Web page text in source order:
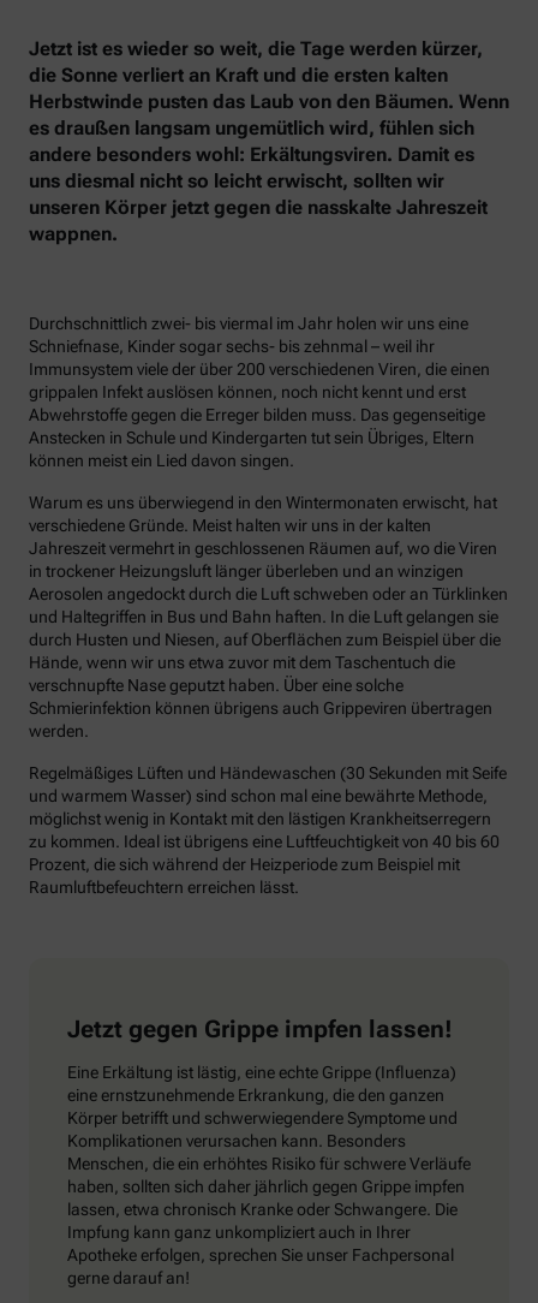
Jetzt ist es wieder so weit, die Tage werden kürzer,
die Sonne verliert an Kraft und die ersten kalten
Herbstwinde pusten das Laub von den Bäumen. Wenn
es draußen langsam ungemütlich wird, fühlen sich
andere besonders wohl: Erkältungsviren. Damit es
uns diesmal nicht so leicht erwischt, sollten wir
unseren Körper jetzt gegen die nasskalte Jahreszeit
wappnen.
Durchschnittlich zwei- bis viermal im Jahr holen wir uns eine
Schniefnase, Kinder sogar sechs- bis zehnmal – weil ihr
Immunsystem viele der über 200 verschiedenen Viren, die einen
grippalen Infekt auslösen können, noch nicht kennt und erst
Abwehrstoffe gegen die Erreger bilden muss. Das gegenseitige
Anstecken in Schule und Kindergarten tut sein Übriges, Eltern
können meist ein Lied davon singen.
Warum es uns überwiegend in den Wintermonaten erwischt, hat
verschiedene Gründe. Meist halten wir uns in der kalten
Jahreszeit vermehrt in geschlossenen Räumen auf, wo die Viren
in trockener Heizungsluft länger überleben und an winzigen
Aerosolen angedockt durch die Luft schweben oder an Türklinken
und Haltegriffen in Bus und Bahn haften. In die Luft gelangen sie
durch Husten und Niesen, auf Oberflächen zum Beispiel über die
Hände, wenn wir uns etwa zuvor mit dem Taschentuch die
verschnupfte Nase geputzt haben. Über eine solche
Schmierinfektion können übrigens auch Grippeviren übertragen
werden.
Regelmäßiges Lüften und Händewaschen (30 Sekunden mit Seife
und warmem Wasser) sind schon mal eine bewährte Methode,
möglichst wenig in Kontakt mit den lästigen Krankheitserregern
zu kommen. Ideal ist übrigens eine Luftfeuchtigkeit von 40 bis 60
Prozent, die sich während der Heizperiode zum Beispiel mit
Raumluftbefeuchtern erreichen lässt.
Jetzt gegen Grippe impfen lassen!
Eine Erkältung ist lästig, eine echte Grippe (Influenza)
eine ernstzunehmende Erkrankung, die den ganzen
Körper betrifft und schwerwiegendere Symptome und
Komplikationen verursachen kann. Besonders
Menschen, die ein erhöhtes Risiko für schwere Verläufe
haben, sollten sich daher jährlich gegen Grippe impfen
lassen, etwa chronisch Kranke oder Schwangere. Die
Impfung kann ganz unkompliziert auch in Ihrer
Apotheke erfolgen, sprechen Sie unser Fachpersonal
gerne darauf an!